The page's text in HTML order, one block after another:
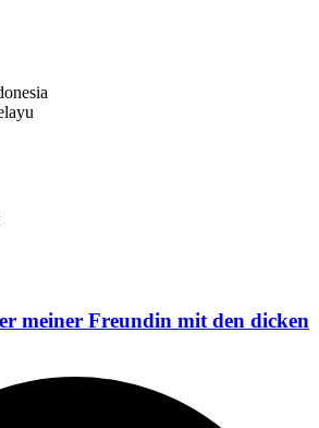
meiner Freundin mit den dicken